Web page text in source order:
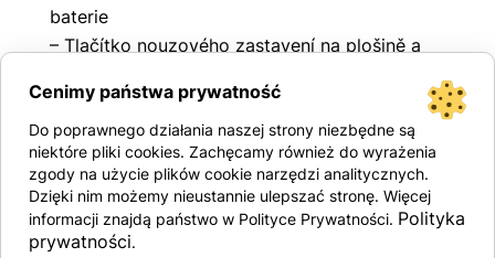
baterie
– Tlačítko nouzového zastavení na plošině a
– Snímač náklonu se zvukovým signálem
– Ochrana proti výmolům
– Přípojka nabíjecího kabelu baterie umístěná
na zadní straně stroje
– 230V vedení připojené k platformě
(nechráněné)
Cenimy państwa prywatność
Do poprawnego działania naszej strony niezbędne są
niektóre pliki cookies. Zachęcamy również do wyrażenia
zgody na użycie plików cookie narzędzi analitycznych.
Dzięki nim możemy nieustannie ulepszać stronę. Więcej
informacji znajdą państwo w Polityce Prywatności. Polityka
prywatności.